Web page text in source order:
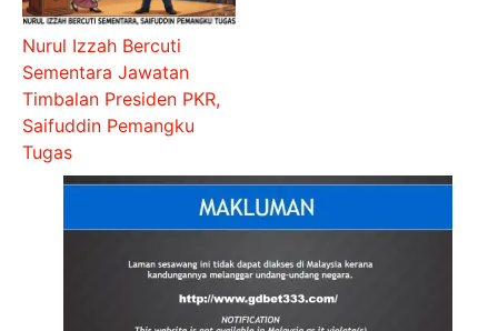
Nurul Izzah Bercuti
Sementara Jawatan
Timbalan Presiden PKR,
Saifuddin Pemangku
Tugas